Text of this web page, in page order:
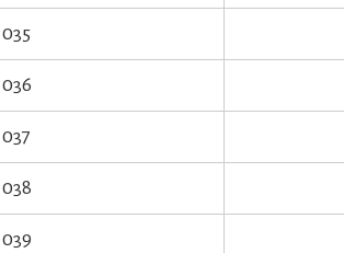
035
036
037
038
039